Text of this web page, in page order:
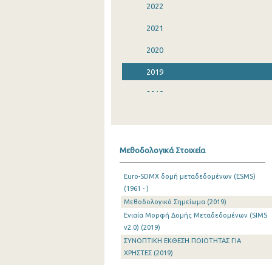
2022
2021
2020
2019
2018
2014
2013
2012
Μεθοδολογικά Στοιχεία
Euro-SDMX δομή μεταδεδομένων (ESMS)
(1961 - )
Μεθοδολογικό Σημείωμα (2019)
Ενιαία Μορφή Δομής Μεταδεδομένων (SIMS
v2.0) (2019)
ΣΥΝΟΠΤΙΚΗ ΕΚΘΕΣΗ ΠΟΙΟΤΗΤΑΣ ΓΙΑ
ΧΡΗΣΤΕΣ (2019)